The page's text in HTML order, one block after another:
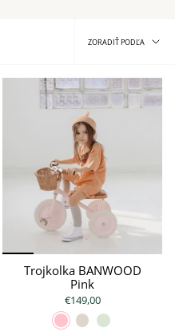
Zoradiť
podľa
ZORADIŤ PODĽA
Trojkolka BANWOOD
Pink
€149,00